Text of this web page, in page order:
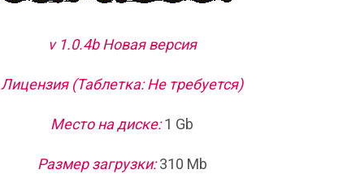
v 1.0.4b Новая версия
Лицензия (Таблетка: Не требуется)
Место на диске:1 Gb
Размер загрузки:310 Mb